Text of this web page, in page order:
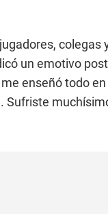
colegas
un emotivo
enseñó todo
Sufriste